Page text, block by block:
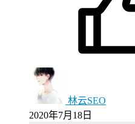
林云SEO
2020年7月18日